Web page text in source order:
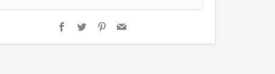
Facebook
TwitterPinterest
Email